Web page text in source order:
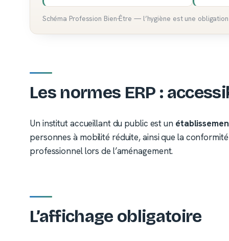
Schéma Profession Bien-Être — l’hygiène est une
Les normes ERP :
Un institut accueillant du public est un
personnes à mobilité réduite, ainsi que la
professionnel lors de l’aménagement.
L’affichage obligatoire